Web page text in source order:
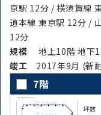
京駅 12分 / 横須賀線
道本線 東京駅 12分 /
12分
規模
地上10階 地下
竣⼯ 2017年9月 (新
7階
坪数